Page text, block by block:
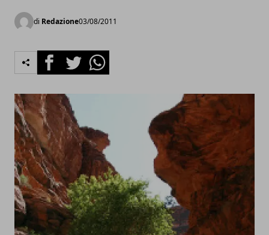
di Redazione03/08/2011
FacebookTwitterWhatsapp